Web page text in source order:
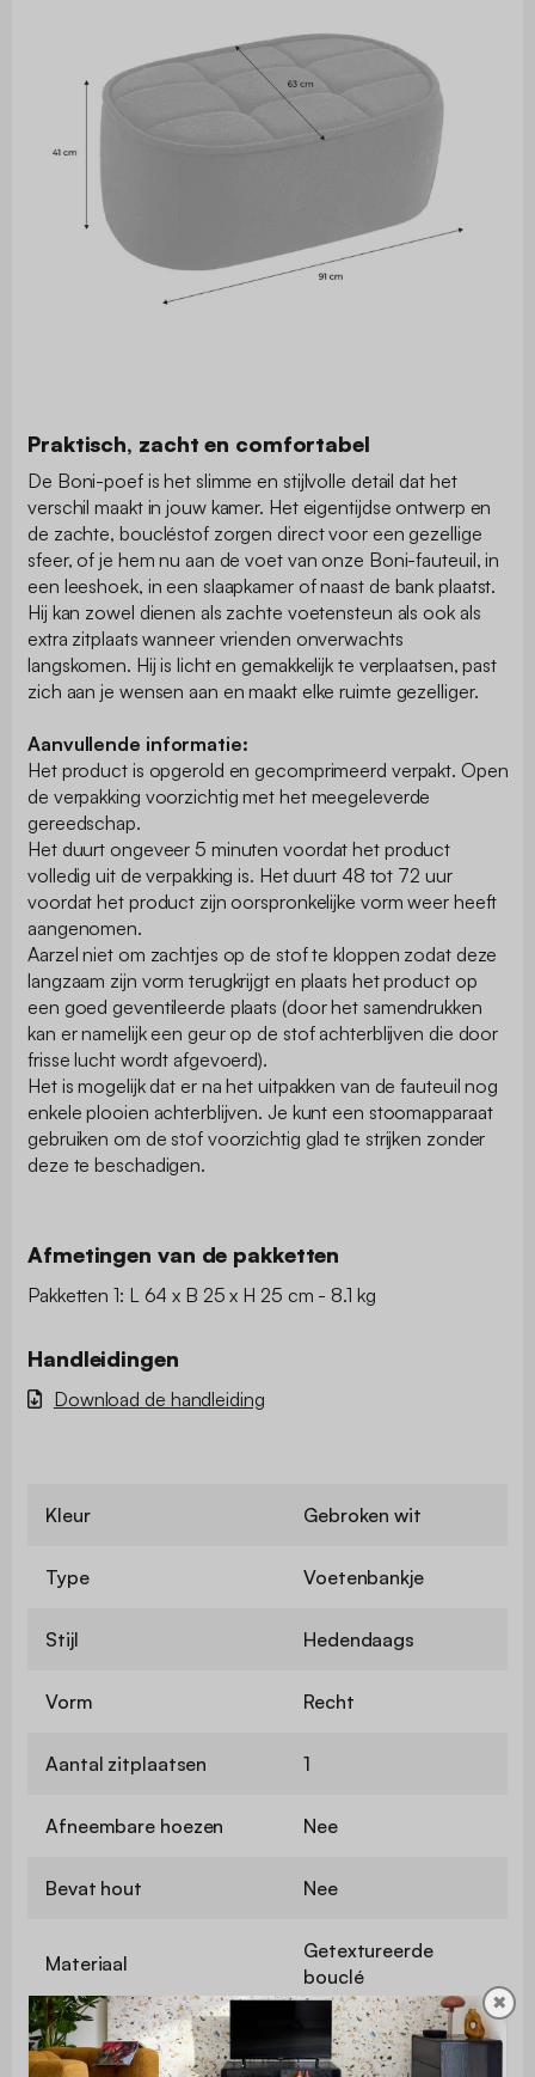
Praktisch, zacht en comfortabel
De Boni-poef is het slimme en stijlvolle detail dat het
verschil maakt in jouw kamer. Het eigentijdse ontwerp en
de zachte, boucléstof zorgen direct voor een gezellige
sfeer, of je hem nu aan de voet van onze Boni-fauteuil, in
een leeshoek, in een slaapkamer of naast de bank plaatst.
Hij kan zowel dienen als zachte voetensteun als ook als
extra zitplaats wanneer vrienden onverwachts
langskomen. Hij is licht en gemakkelijk te verplaatsen, past
zich aan je wensen aan en maakt elke ruimte gezelliger.
Aanvullende informatie:
Het product is opgerold en gecomprimeerd verpakt. Open
de verpakking voorzichtig met het meegeleverde
gereedschap.
Het duurt ongeveer 5 minuten voordat het product
volledig uit de verpakking is. Het duurt 48 tot 72 uur
voordat het product zijn oorspronkelijke vorm weer heeft
aangenomen.
Aarzel niet om zachtjes op de stof te kloppen zodat deze
langzaam zijn vorm terugkrijgt en plaats het product op
een goed geventileerde plaats (door het samendrukken
kan er namelijk een geur op de stof achterblijven die door
frisse lucht wordt afgevoerd).
Het is mogelijk dat er na het uitpakken van de fauteuil nog
enkele plooien achterblijven. Je kunt een stoomapparaat
gebruiken om de stof voorzichtig glad te strijken zonder
deze te beschadigen.
Afmetingen van de pakketten
Pakketten 1: L 64 x B 25 x H 25 cm - 8.1 kg
Handleidingen
Download de handleiding
Kleur Gebroken wit
Type Voetenbankje
Stijl Hedendaags
Vorm Recht
Aantal zitplaatsen 1
Afneembare hoezen Nee
Bevat hout Nee
Materiaal
Getextureerde
bouclé
Materiaal van de
structuur
Schuim
✖